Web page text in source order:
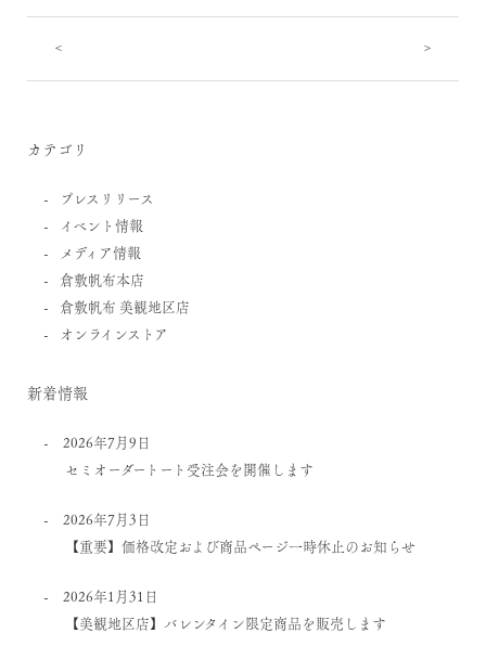
< >
カテゴリ
プレスリリース
イベント情報
メディア情報
倉敷帆布本店
倉敷帆布 美観地区店
オンラインストア
新着情報
2026年7月9日
セミオーダートート受注会を開催します
2026年7月3日
【重要】価格改定および商品ページ一時休止のお知らせ
2026年1月31日
【美観地区店】バレンタイン限定商品を販売します